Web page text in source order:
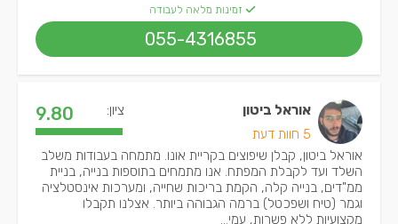
זמינות מלאה לעבודה
055-4316855
אוראל ביטון
5 חוות דעת
ציון: 9.80
אוראל ביטון, קבלן שיפוצים בקריית אונו. מתמחה בעבודות משלב
השלד ועד לקבלת המפתח. אנו מתמחים בתוספות בנייה, בניית
ממ"דים, בנייה קלה, הקמת בריכות שחייה, ומערכות אינסטלציה
וגמר (טיח ושפכטל) ברמה הגבוהה ביותר. אצלנו תקבלו
מקצועיות ללא פשרות, עמי...